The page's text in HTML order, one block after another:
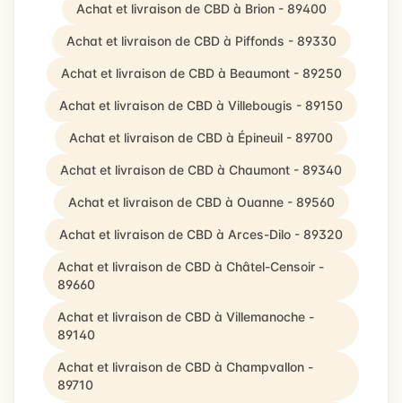
Achat et livraison de CBD à Brion - 89400
Achat et livraison de CBD à Piffonds - 89330
Achat et livraison de CBD à Beaumont - 89250
Achat et livraison de CBD à Villebougis - 89150
Achat et livraison de CBD à Épineuil - 89700
Achat et livraison de CBD à Chaumont - 89340
Achat et livraison de CBD à Ouanne - 89560
Achat et livraison de CBD à Arces-Dilo - 89320
Achat et livraison de CBD à Châtel-Censoir -
89660
Achat et livraison de CBD à Villemanoche -
89140
Achat et livraison de CBD à Champvallon -
89710